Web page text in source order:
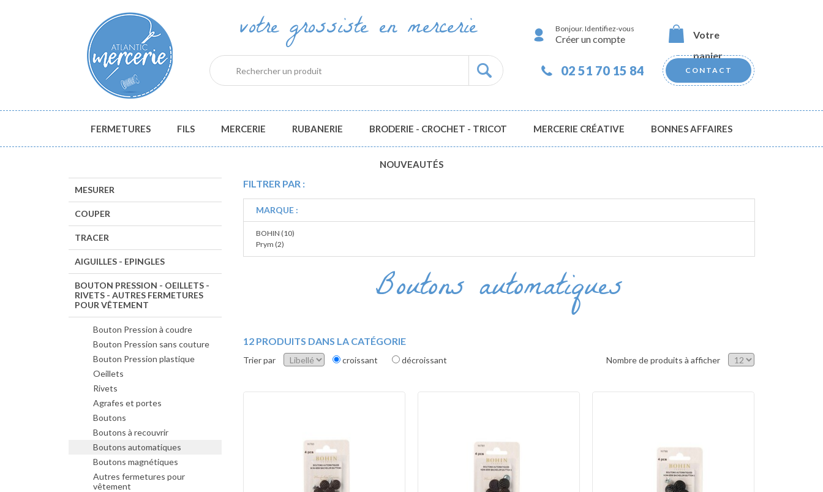
votre grossiste en mercerie
Votre
panier
Bonjour. Identifiez-vous
Créer un compte
02 51 70 15 84 CONTACT
FERMETURES FILS MERCERIE RUBANERIE BRODERIE - CROCHET - TRICOT MERCERIE CRÉATIVE BONNES AFFAIRES
NOUVEAUTÉS
FILTRER PAR :
MARQUE :
BOHIN (10)
Prym (2)
Boutons automatiques
12 PRODUITS DANS LA CATÉGORIE
Trier par croissant décroissant Nombre de produits à afficher
MESURER
COUPER
TRACER
AIGUILLES - EPINGLES
BOUTON PRESSION - OEILLETS -
RIVETS - AUTRES FERMETURES
POUR VÊTEMENT
Bouton Pression à coudre
Bouton Pression sans couture
Bouton Pression plastique
Oeillets
Rivets
Agrafes et portes
Boutons
Boutons à recouvrir
Boutons automatiques
Boutons magnétiques
Autres fermetures pour
vêtement